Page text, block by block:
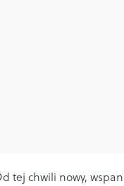
tej chwili nowy,